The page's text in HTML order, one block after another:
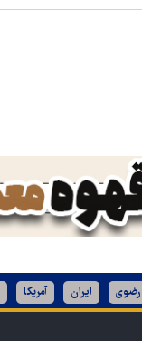
ایران آمریکا